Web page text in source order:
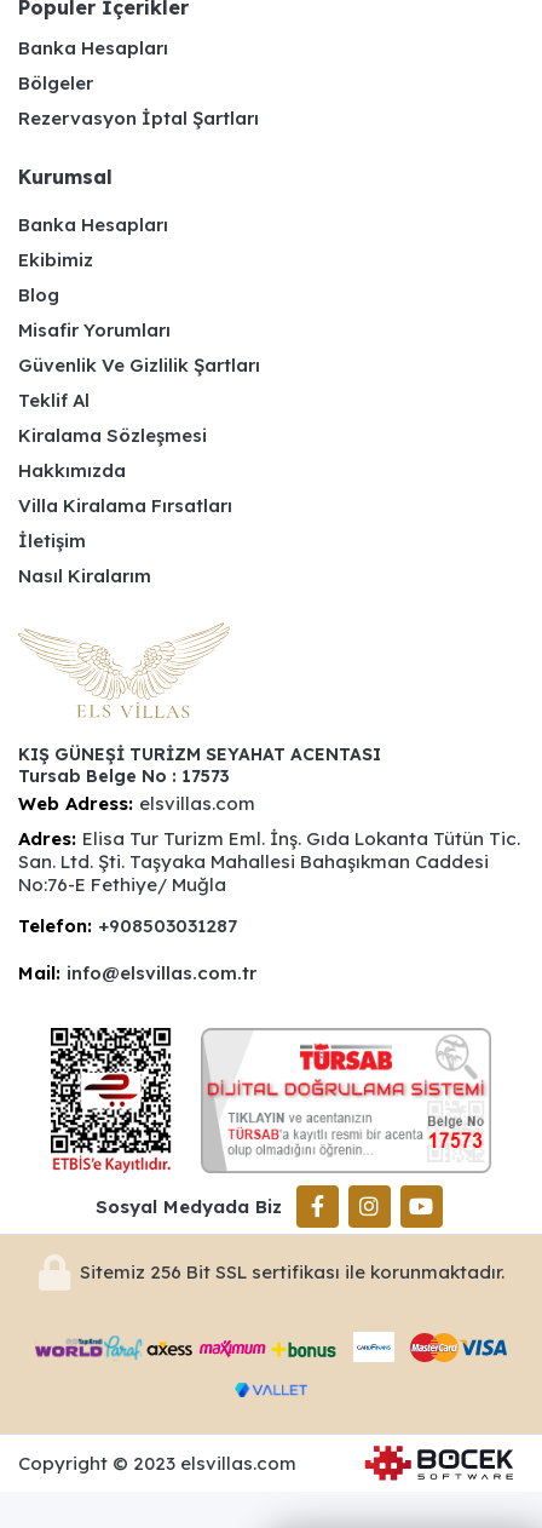
Populer İçerikler
Banka Hesapları
Bölgeler
Rezervasyon İptal Şartları
Kurumsal
Banka Hesapları
Ekibimiz
Blog
Misafir Yorumları
Güvenlik Ve Gizlilik Şartları
Teklif Al
Kiralama Sözleşmesi
Hakkımızda
Villa Kiralama Fırsatları
İletişim
Nasıl Kiralarım
KIŞ GÜNEŞİ TURİZM SEYAHAT ACENTASI
Tursab Belge No : 17573
Web Adress: elsvillas.com
Adres: Elisa Tur Turizm Eml. İnş. Gıda Lokanta Tütün Tic.
San. Ltd. Şti. Taşyaka Mahallesi Bahaşıkman Caddesi
No:76-E Fethiye/ Muğla
Telefon: +908503031287
Mail: info@elsvillas.com.tr
Sosyal Medyada Biz
Sitemiz 256 Bit SSL sertifikası ile korunmaktadır.
Copyright © 2023 elsvillas.com